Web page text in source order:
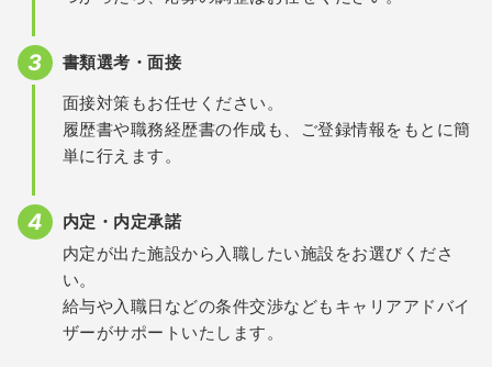
書類選考・面接
面接対策もお任せください。
履歴書や職務経歴書の作成も、ご登録情報をもとに簡
単に行えます。
内定・内定承諾
内定が出た施設から入職したい施設をお選びくださ
い。
給与や入職日などの条件交渉などもキャリアアドバイ
ザーがサポートいたします。